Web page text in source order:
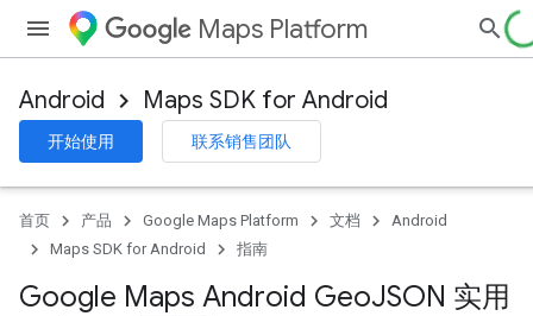
Maps Platform
Android Maps SDK for Android
开始使用 联系销售团队
首页 产品 Google Maps Platform 文档
Android
Maps SDK for Android
指南
Google Maps Android GeoJSON 实用